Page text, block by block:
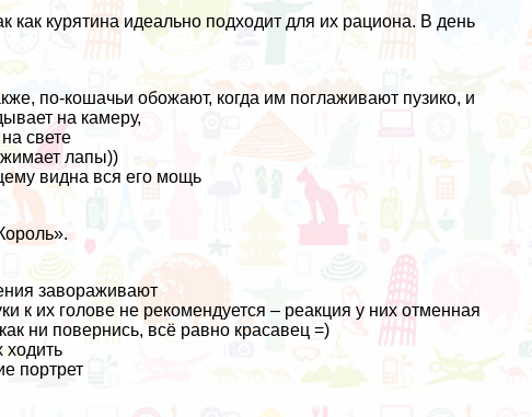
как курятина идеально подходит для их рациона. В день
по-кошачьи обожают, когда им поглаживают пузико, и
на камеру,
свете
лапы))
видна вся его мощь
завораживают
к их голове не рекомендуется – реакция у них отменная
ни повернись, всё равно красавец =)
ходить
портрет